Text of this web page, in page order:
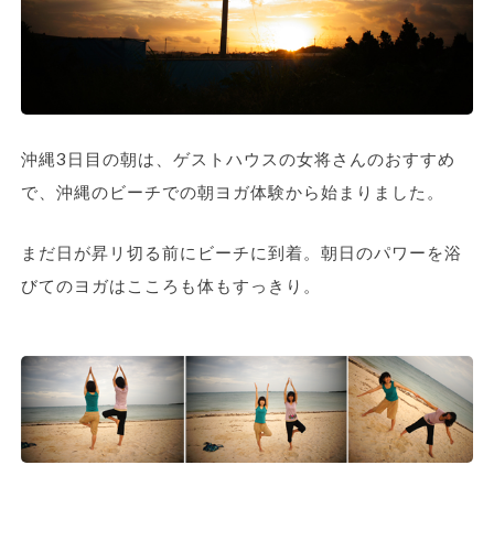
沖縄3日目の朝は、ゲストハウスの女将さんのおすすめ
で、沖縄のビーチでの朝ヨガ体験から始まりました。
まだ日が昇リ切る前にビーチに到着。朝日のパワーを浴
びてのヨガはこころも体もすっきり。